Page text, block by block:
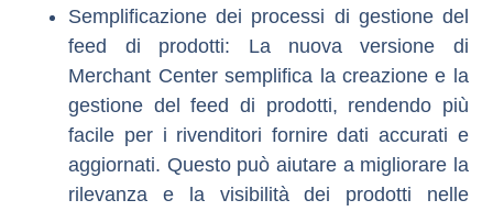
Semplificazione dei processi di gestione del
feed di prodotti: La nuova versione di
Merchant Center semplifica la creazione e la
gestione del feed di prodotti, rendendo più
facile per i rivenditori fornire dati accurati e
aggiornati. Questo può aiutare a migliorare la
rilevanza e la visibilità dei prodotti nelle